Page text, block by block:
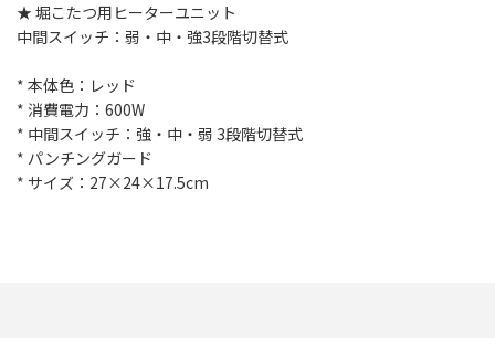
★ 堀こたつ用ヒーターユニット
中間スイッチ：弱・中・強3段階切替式
* 本体色：レッド
* 消費電力：600W
* 中間スイッチ：強・中・弱 3段階切替式
* パンチングガード
* サイズ：27×24×17.5cm